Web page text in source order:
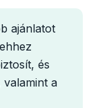
ajánlatot
és
valamint a